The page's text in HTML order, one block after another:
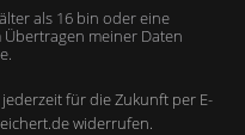
als 16 bin oder eine
meiner Daten
für die Zukunft per E-
widerrufen.